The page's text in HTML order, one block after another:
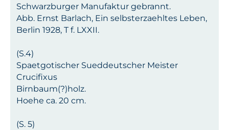
Schwarzburger Manufaktur gebrannt.
Abb. Ernst Barlach, Ein selbsterzaehltes Leben,
Berlin 1928, T f. LXXII.
(S.4)
Spaetgotischer Sueddeutscher Meister
Crucifixus
Birnbaum(?)holz.
Hoehe ca. 20 cm.
(S. 5)